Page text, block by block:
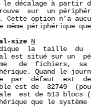
le décalage à partir
sur  un
Cette option n’a
même périphérique
size N
la  taille  du
est situé sur un
de  fichiers,
Quand le
par  défaut  est
est de  32749
est de 513 blocs
que le système